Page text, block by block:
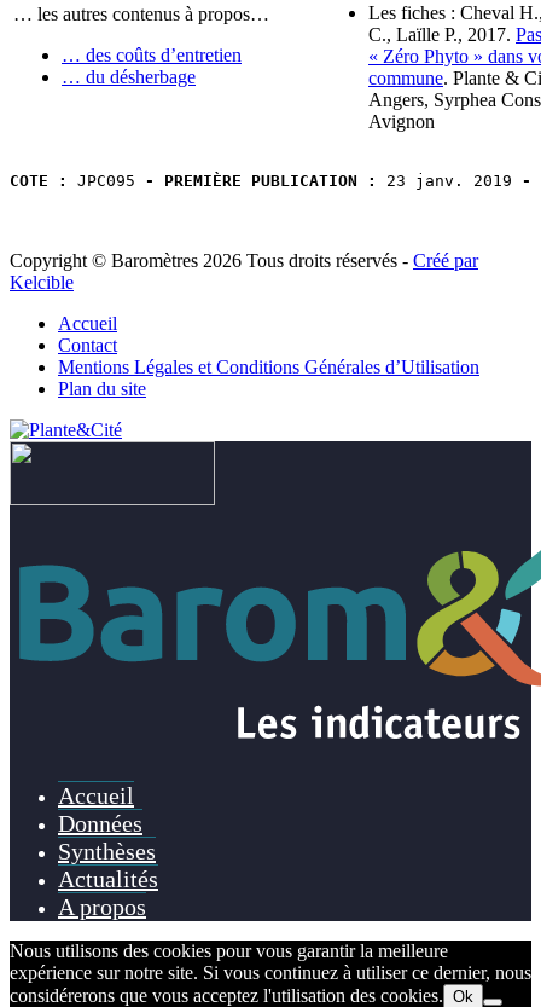
… les autres contenus à propos…
… des coûts d’entretien
… du désherbage
Les fiches : Cheval
C., Laïlle P., 2017.
« Zéro Phyto » dans
commune. Plante &
Angers, Syrphea
Avignon
COTE : JPC095 - PREMIÈRE PUBLICATION : 23 janv. 2019 -
Copyright © Baromètres 2026 Tous droits réservés - Créé par
Kelcible
Accueil
Contact
Mentions Légales et Conditions Générales d’Utilisation
Plan du site
Accueil
Données
Synthèses
Actualités
A propos
Nous utilisons des cookies pour vous garantir la meilleure
expérience sur notre site. Si vous continuez à utiliser ce dernier, nous
considérerons que vous acceptez l'utilisation des cookies. Ok